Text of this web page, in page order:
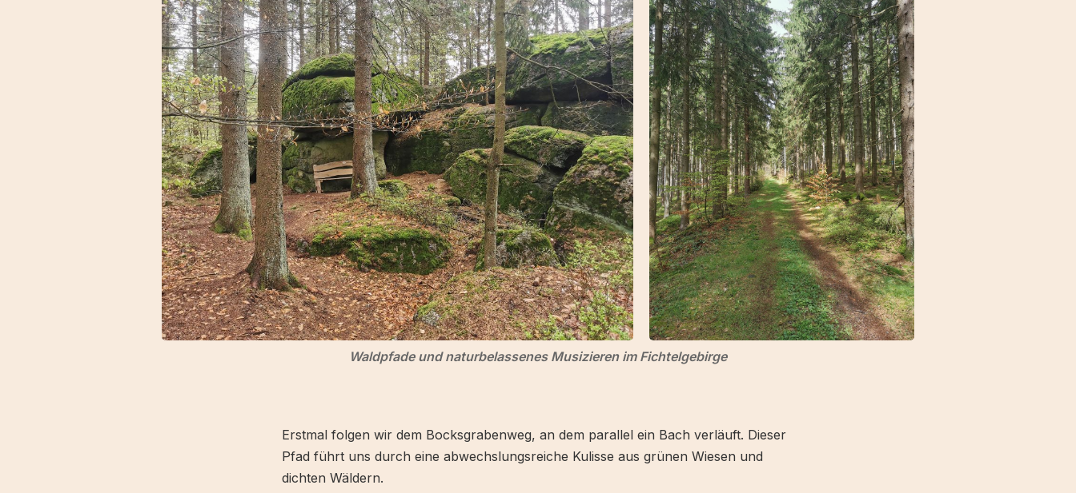
Waldpfade und naturbelassenes Musizieren im Fichtelgebirge
Erstmal folgen wir dem Bocksgrabenweg, an dem parallel ein Bach verläuft. Dieser
Pfad führt uns durch eine abwechslungsreiche Kulisse aus grünen Wiesen und
dichten Wäldern.